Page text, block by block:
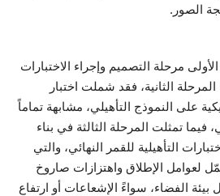
الصور.
مرحلة التصميم وإجراء الاختبارات
الثانية، فقد شملت اختبار
على النموذج التأهيلي، مشابهة تماماً
فيما تمثلت المرحلة الثالثة في بناء
التأهيلية للقمر النهائي، والتي
لعوامل الإطلاق واهتزازات صاروخ
الفضاء، سواءً الإشعاعات أو ارتفاع